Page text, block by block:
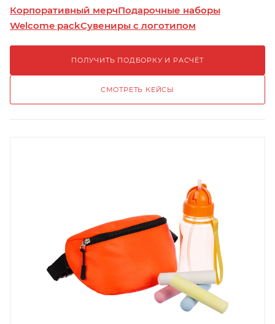
Корпоративный мерчПодарочные наборы
Welcome packСувениры с логотипом
ПОЛУЧИТЬ ПОДБОРКУ И РАСЧЁТ
СМОТРЕТЬ КЕЙСЫ